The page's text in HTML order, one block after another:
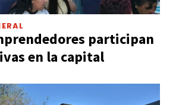
participan
en la capital